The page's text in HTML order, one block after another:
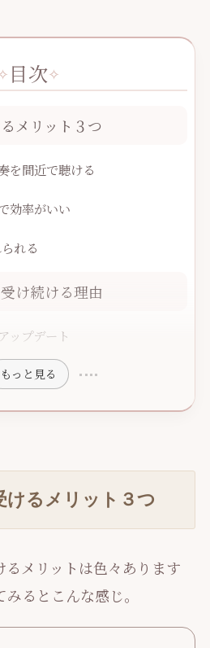
目次
メリット３つ
を間近で聴ける
効率がいい
れる
け続ける理由
ップデート
もっと見る
けるメリット３つ
るメリットは色々あります
るとこんな感じ。